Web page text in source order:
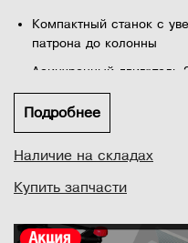
Компактный станок с
патрона до колонны
Асинхронный двигатель
Жесткий рабочий стол из
Подсветка рабочей зоны
...
Подробнее
Наличие на складах
Купить запчасти